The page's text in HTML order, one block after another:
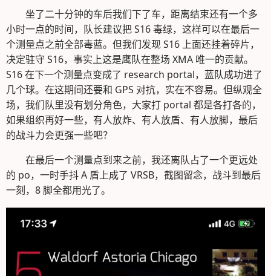
坐了二十分钟的车后我们下了车，距离结束还有一个多
小时一点的时间，队长建议把 S16 毒绿，这样可以在最后一
个测量点之前全部毒蓝。但我们发现 S16 上面还挂着碎片，
决定驻守 S16，事实上这是鹰队在整场 XMA 唯一的贡献。
S16 在下一个测量点变成了 research portal，蓝队成功进了
几个球。在这期间还要和 GPS 对抗，实在不容易。但纵观全
场，我们队里没有划分角色，大家打 portal 都是各打各的，
如果组织再好一些，有人放炸、有人放盾、有人放脚，最后
的战斗力会更强一些吧？
在最后一个测量点到来之前，我还离队占了一个更远处
的 po，一时手抖 A 盾上成了 VRSB，截图留念，战斗到最后
一刻，8 脚全都用光了。